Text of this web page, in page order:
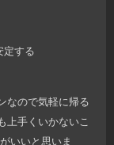
定する
なので気軽に帰る
上手くいかないこ
いいと思いま